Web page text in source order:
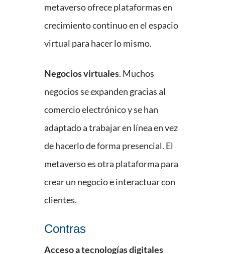
metaverso ofrece plataformas en
crecimiento continuo en el espacio
virtual para hacer lo mismo.
Negocios virtuales. Muchos
negocios se expanden gracias al
comercio electrónico y se han
adaptado a trabajar en línea en vez
de hacerlo de forma presencial. El
metaverso es otra plataforma para
crear un negocio e interactuar con
clientes.
Contras
Acceso a tecnologías digitales